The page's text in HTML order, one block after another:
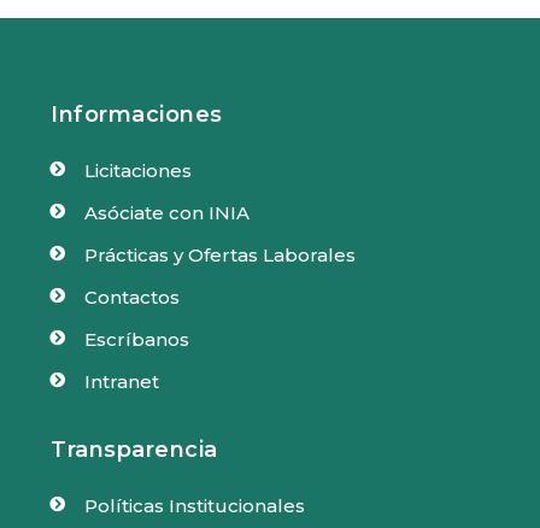
Informaciones
 Licitaciones
 Asóciate con INIA
 Prácticas y Ofertas Laborales
 Contactos
 Escríbanos
 Intranet
Transparencia
 Políticas Institucionales